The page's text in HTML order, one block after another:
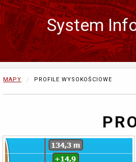
System
MAPY OBECNIE:
PROFILE WYSOKOŚCIOWE